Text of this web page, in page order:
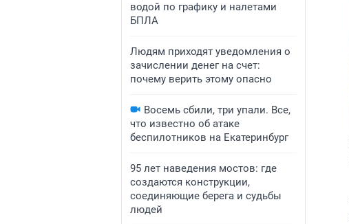
водой по графику и налетами
БПЛА
Людям приходят уведомления о
зачислении денег на счет:
почему верить этому опасно
Восемь сбили, три упали. Все,
что известно об атаке
беспилотников на Екатеринбург
95 лет наведения мостов: где
создаются конструкции,
соединяющие берега и судьбы
людей